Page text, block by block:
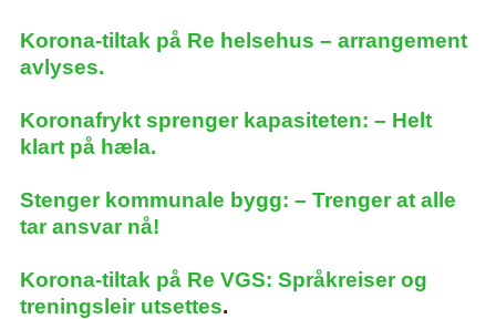
Korona-tiltak på Re helsehus – arrangement
avlyses.
Koronafrykt sprenger kapasiteten: – Helt
klart på hæla.
Stenger kommunale bygg: – Trenger at alle
tar ansvar nå!
Korona-tiltak på Re VGS: Språkreiser og
treningsleir utsettes.